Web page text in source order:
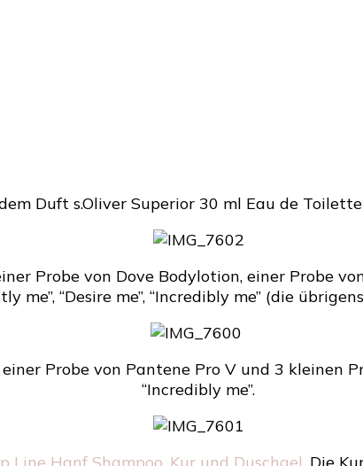
Duft s.Oliver Superior 30 ml Eau de
Probe von Dove Bodylotion, einer Probe
me”, “Desire me”, “Incredibly me” (die
Probe von Pantene Pro V und 3 kleinen
“Incredibly me”.
Line Hanf Shampoo, Kur und Duschgel . Die